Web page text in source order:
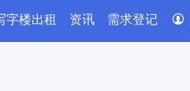
字楼出租 资讯 需求登记